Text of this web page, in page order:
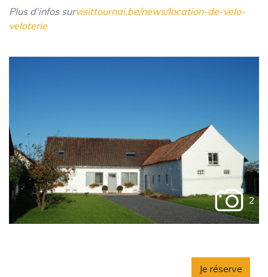
Plus d'infos survisittournai.be/news/location-de-velo-
veloterie
2
Je réserve